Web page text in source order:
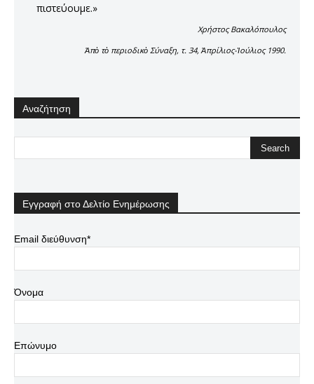
πιστεύουμε.»
Χρήστος Βακαλόπουλος
Ἀπὸ τὸ περιοδικὸ Σύναξη, τ. 34, Ἀπρίλιος-Ἰούλιος 1990.
Αναζήτηση
Εγγραφή στο Δελτίο Ενημέρωσης
Email διεύθυνση*
Όνομα
Επώνυμο